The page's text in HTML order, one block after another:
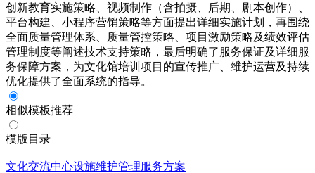
创新教育实施策略、视频制作（含拍摄、后期、剧本创作）、
平台构建、小程序营销策略等方面提出详细实施计划，再围绕
全面质量管理体系、质量管控策略、项目激励策略及绩效评估
管理制度等阐述技术支持策略，最后明确了服务保证及详细服
务保障方案，为文化馆培训项目的宣传推广、维护运营及持续
优化提供了全面系统的指导。
相似模板推荐
模版目录
文化交流中心设施维护管理服务方案